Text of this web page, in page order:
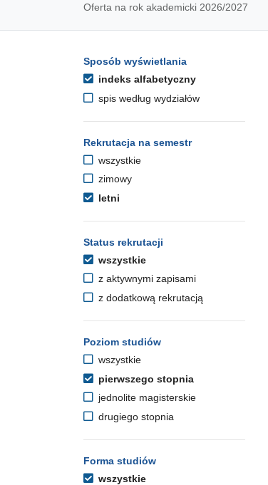
Oferta na rok akademicki 2026/2027
Opcje filtrowania
Przejdź do listy kierunków
Sposób wyświetlania
indeks alfabetyczny
spis według wydziałów
Rekrutacja na semestr
wszystkie
zimowy
letni
Status rekrutacji
wszystkie
z aktywnymi zapisami
z dodatkową rekrutacją
Poziom studiów
wszystkie
pierwszego stopnia
jednolite magisterskie
drugiego stopnia
Forma studiów
wszystkie